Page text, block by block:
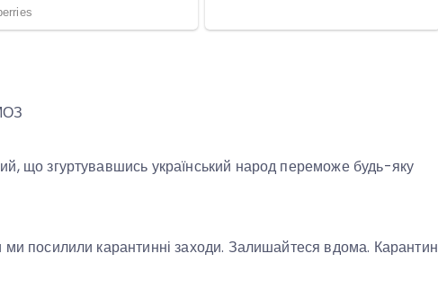
що згуртувавшись український народ переможе будь-яку
ми посилили карантинні заходи. Залишайтеся вдома. Карантин